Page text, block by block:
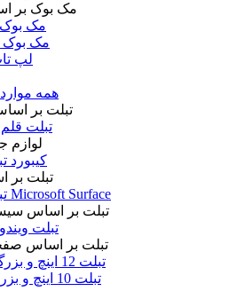
مک بوک بر
مک بوک
مک بوک
لپ
همه
تبلت بر
تبلت قلم
لوازم
کیبورد
تبلت بر
تبلت Microsoft Surface
تبلت بر اساس
تبلت
تبلت بر اساس
تبلت 12 اینچ و بزرگ‌تر
تبلت 10 اینچ و بزرگتر